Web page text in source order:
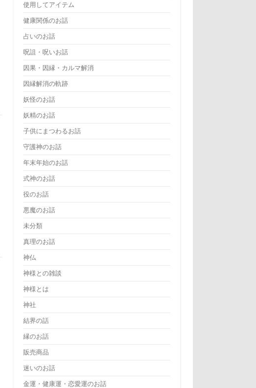
使用してアイテム
健康関係のお話
占いのお話
呪詛・呪いお話
因果・因縁・カルマ解消
因縁解消の軌跡
妖怪のお話
妖精のお話
子供にまつわるお話
守護神のお話
年末年始のお話
式神のお話
役のお話
悪魔のお話
未分類
真理のお話
神仏
神様との雑談
神様とは
神社
結界の話
縁のお話
販売商品
迷いのお話
金運・健康運・恋愛運のお話